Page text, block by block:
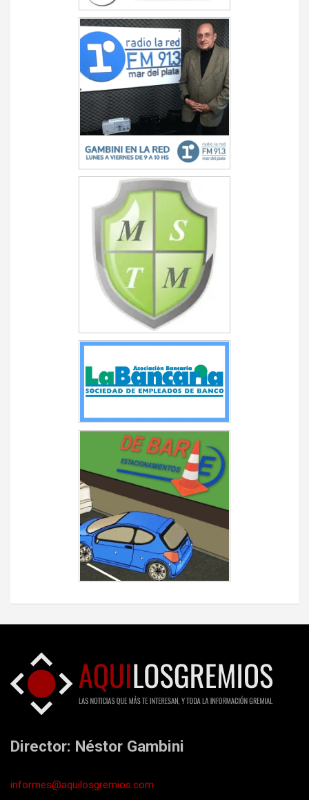
Director: Néstor Gambini
informes@aquilosgremios.com